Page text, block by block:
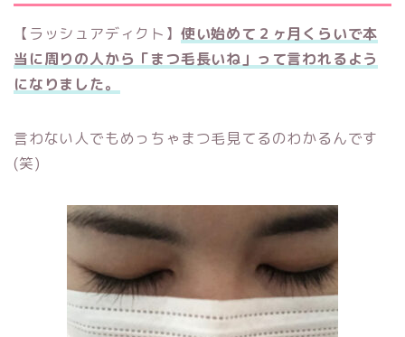
【ラッシュアディクト】 使い始めて２ヶ月くらいで本
当に周りの人から「まつ毛長いね」って言われるよう
になりました。
言わない人でもめっちゃまつ毛見てるのわかるんです
(笑)